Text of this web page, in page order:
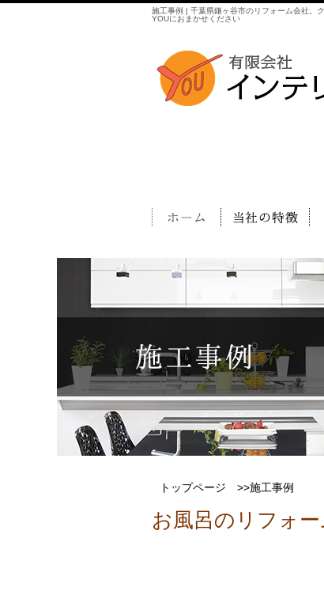
施工事例 | 千葉県鎌ヶ谷市のリフォーム会社。
YOUにおまかせください
トップページ >>施工事例
お風呂のリフォー